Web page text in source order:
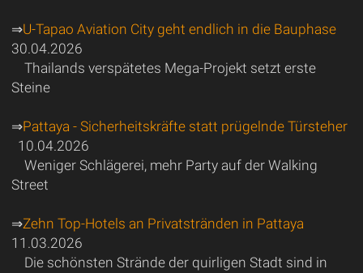
⇒U-Tapao Aviation City geht endlich in die Bauphase
30.04.2026
Thailands verspätetes Mega-Projekt setzt erste
Steine
⇒Pattaya - Sicherheitskräfte statt prügelnde Türsteher
10.04.2026
Weniger Schlägerei, mehr Party auf der Walking
Street
⇒Zehn Top-Hotels an Privatstränden in Pattaya
11.03.2026
Die schönsten Strände der quirligen Stadt sind in